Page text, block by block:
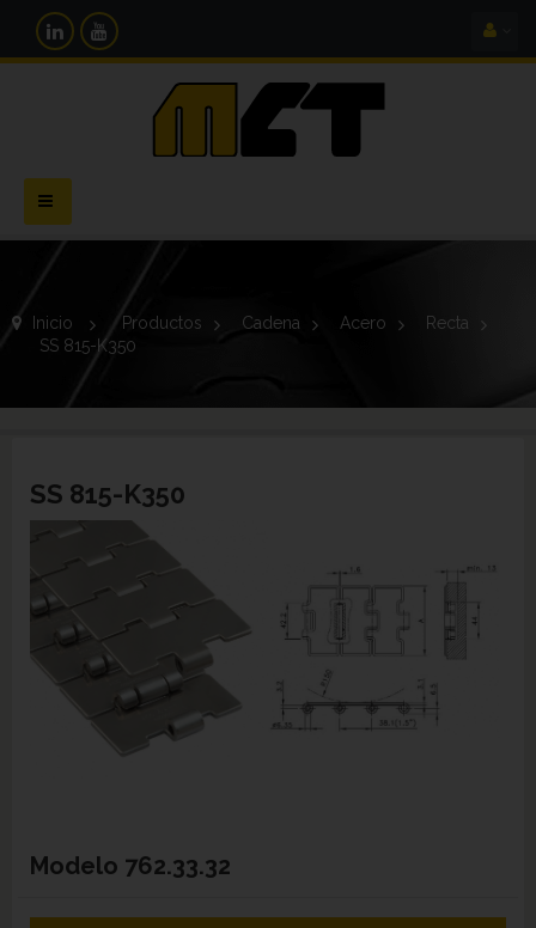
Navegación
Toggle
Inicio > Productos > Cadena > Acero >
Recta
SS 815-K350
SS 815-K350
Modelo 762.33.32